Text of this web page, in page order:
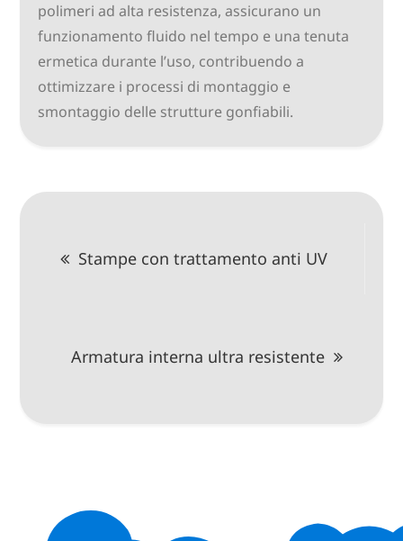
polimeri ad alta resistenza, assicurano un
funzionamento fluido nel tempo e una tenuta
ermetica durante l’uso, contribuendo a
ottimizzare i processi di montaggio e
smontaggio delle strutture gonfiabili.
articoli
Stampe con trattamento anti UV
Armatura interna ultra resistente